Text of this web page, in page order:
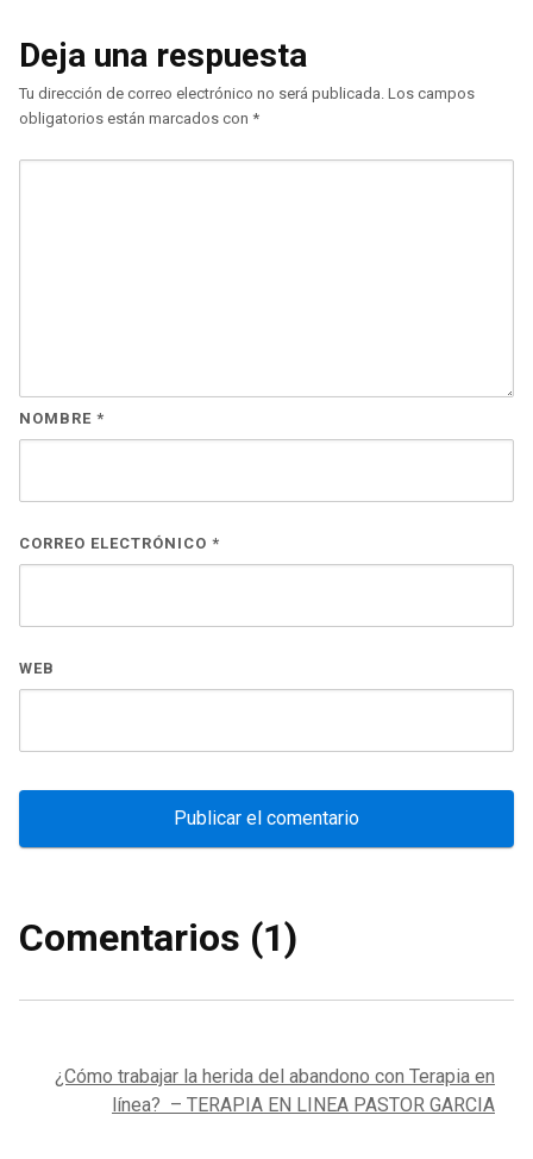
Deja una respuesta
Tu dirección de correo electrónico no será publicada. Los campos
obligatorios están marcados con *
NOMBRE *
CORREO ELECTRÓNICO *
WEB
Comentarios (1)
¿Cómo trabajar la herida del abandono con Terapia en
línea? – TERAPIA EN LINEA PASTOR GARCIA